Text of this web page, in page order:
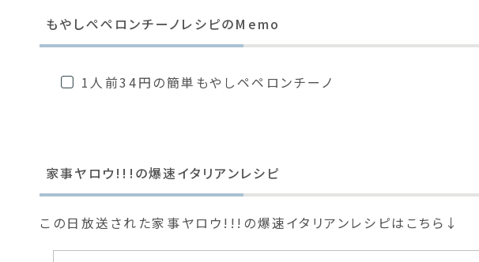
もやしペペロンチーノレシピのMemo
1人前34円の簡単もやしペペロンチーノ
家事ヤロウ!!!の爆速イタリアンレシピ
この日放送された家事ヤロウ!!!の爆速イタリアンレシピはこちら↓